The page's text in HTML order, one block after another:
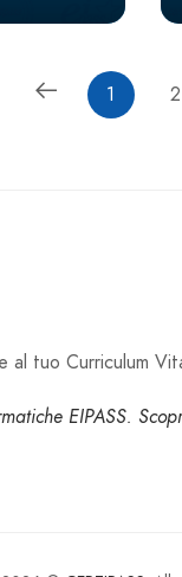
1 2
tuo Curriculum
EIPASS.